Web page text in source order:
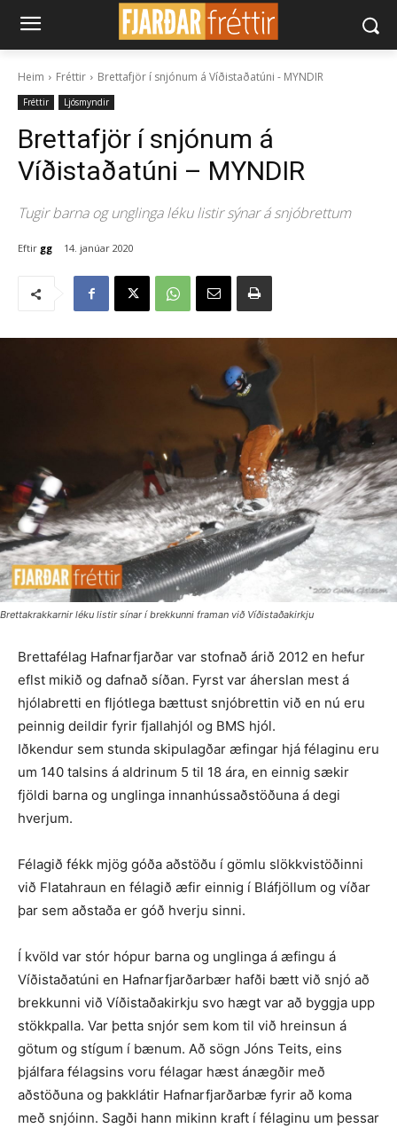
Heim Fréttir Brettafjör í snjónum á Víðistaðatúni - MYNDIR
Fréttir Ljósmyndir
Brettafjör í snjónum á
Víðistaðatúni – MYNDIR
Tugir barna og unglinga léku listir sýnar á snjóbrettum
Eftir gg 14. janúar 2020
Brettakrakkarnir léku listir sínar í brekkunni framan við Víðistaðakirkju
Brettafélag Hafnarfjarðar var stofnað árið 2012 en hefur
eflst mikið og dafnað síðan. Fyrst var áherslan mest á
hjólabretti en fljótlega bættust snjóbrettin við en nú eru
peinnig deildir fyrir fjallahjól og BMS hjól.
Iðkendur sem stunda skipulagðar æfingar hjá félaginu eru
um 140 talsins á aldrinum 5 til 18 ára, en einnig sækir
fjöldi barna og unglinga innanhússaðstöðuna á degi
hverjum.
Félagið fékk mjög góða aðstöðu í gömlu slökkvistöðinni
við Flatahraun en félagið æfir einnig í Bláfjöllum og víðar
þar sem aðstaða er góð hverju sinni.
Í kvöld var stór hópur barna og unglinga á æfingu á
Víðistaðatúni en Hafnarfjarðarbær hafði bætt við snjó að
brekkunni við Víðistaðakirkju svo hægt var að byggja upp
stökkpalla. Var þetta snjór sem kom til við hreinsun á
götum og stígum í bænum. Að sögn Jóns Teits, eins
þjálfara félagsins voru félagar hæst ánægðir með
aðstöðuna og þakklátir Hafnarfjarðarbæ fyrir að koma
með snjóinn. Sagði hann mikinn kraft í félaginu um þessar